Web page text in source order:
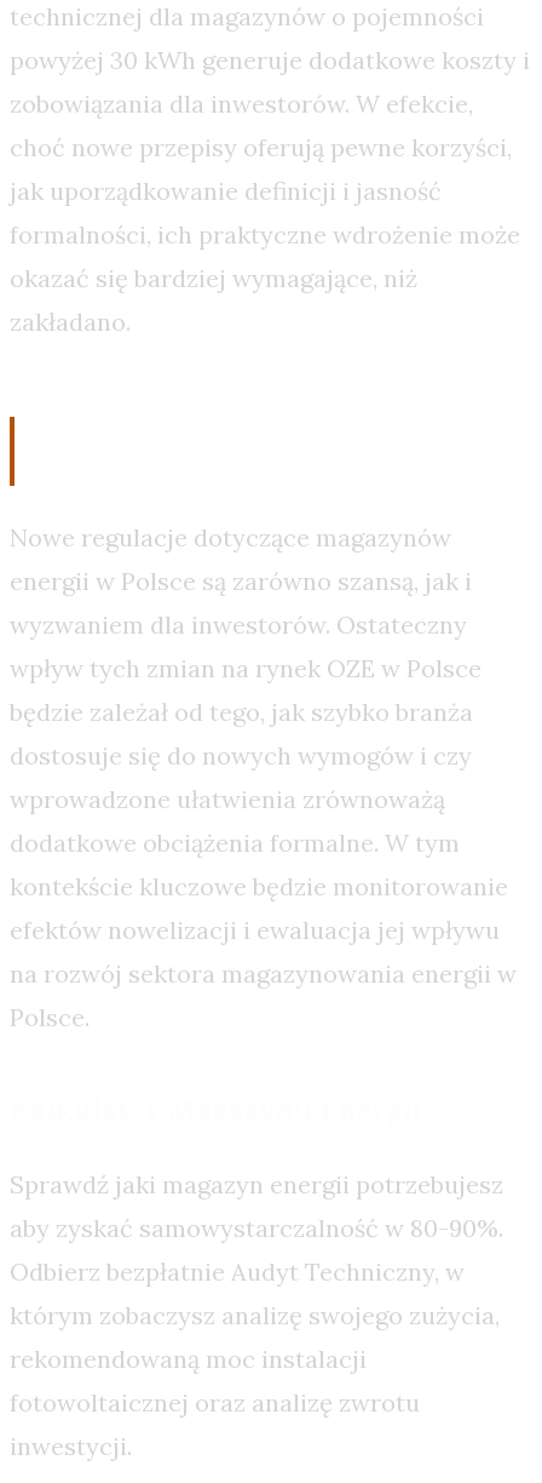
technicznej dla magazynów o pojemności
powyżej 30 kWh generuje dodatkowe koszty i
zobowiązania dla inwestorów. W efekcie,
choć nowe przepisy oferują pewne korzyści,
jak uporządkowanie definicji i jasność
formalności, ich praktyczne wdrożenie może
okazać się bardziej wymagające, niż
zakładano.
Nowe regulacje dotyczące magazynów
energii w Polsce są zarówno szansą, jak i
wyzwaniem dla inwestorów. Ostateczny
wpływ tych zmian na rynek OZE w Polsce
będzie zależał od tego, jak szybko branża
dostosuje się do nowych wymogów i czy
wprowadzone ułatwienia zrównoważą
dodatkowe obciążenia formalne. W tym
kontekście kluczowe będzie monitorowanie
efektów nowelizacji i ewaluacja jej wpływu
na rozwój sektora magazynowania energii w
Polsce.
Sprawdź jaki magazyn energii potrzebujesz
aby zyskać samowystarczalność w 80-90%.
Odbierz bezpłatnie Audyt Techniczny, w
którym zobaczysz analizę swojego zużycia,
rekomendowaną moc instalacji
fotowoltaicznej oraz analizę zwrotu
inwestycji.